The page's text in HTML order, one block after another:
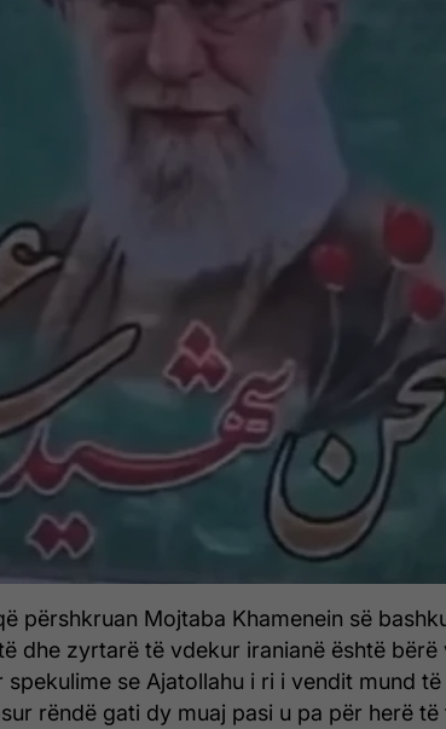
përshkruan Mojtaba Khamenein së
dhe zyrtarë të vdekur iranianë është bërë
spekulime se Ajatollahu i ri i vendit mund
rëndë gati dy muaj pasi u pa për herë të